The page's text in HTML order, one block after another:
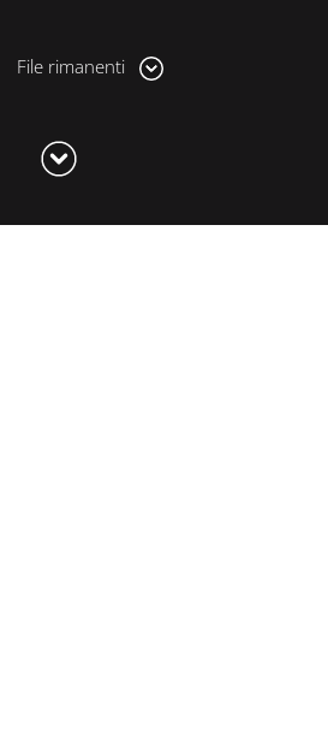
File rimanenti